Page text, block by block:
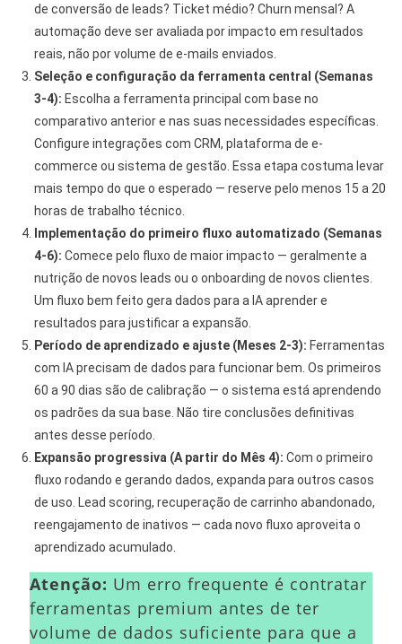
de conversão de leads? Ticket médio? Churn mensal? A
automação deve ser avaliada por impacto em resultados
reais, não por volume de e-mails enviados.
Seleção e configuração da ferramenta central (Semanas
3-4): Escolha a ferramenta principal com base no
comparativo anterior e nas suas necessidades específicas.
Configure integrações com CRM, plataforma de e-
commerce ou sistema de gestão. Essa etapa costuma levar
mais tempo do que o esperado — reserve pelo menos 15 a 20
horas de trabalho técnico.
Implementação do primeiro fluxo automatizado (Semanas
4-6): Comece pelo fluxo de maior impacto — geralmente a
nutrição de novos leads ou o onboarding de novos clientes.
Um fluxo bem feito gera dados para a IA aprender e
resultados para justificar a expansão.
Período de aprendizado e ajuste (Meses 2-3): Ferramentas
com IA precisam de dados para funcionar bem. Os primeiros
60 a 90 dias são de calibração — o sistema está aprendendo
os padrões da sua base. Não tire conclusões definitivas
antes desse período.
Expansão progressiva (A partir do Mês 4): Com o primeiro
fluxo rodando e gerando dados, expanda para outros casos
de uso. Lead scoring, recuperação de carrinho abandonado,
reengajamento de inativos — cada novo fluxo aproveita o
aprendizado acumulado.
Atenção: Um erro frequente é contratar
ferramentas premium antes de ter
volume de dados suficiente para que a